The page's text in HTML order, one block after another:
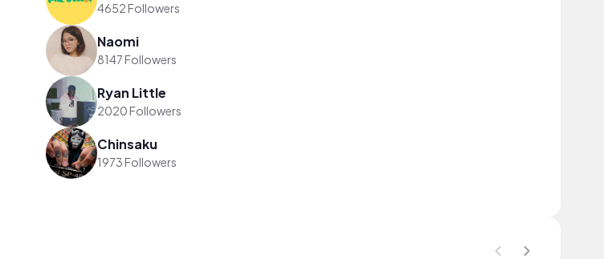
4652 Followers
Naomi
8147 Followers
Ryan Little
2020 Followers
Chinsaku
1973 Followers